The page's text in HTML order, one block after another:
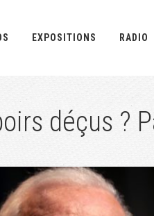
EXPOSITIONS RADIO
déçus ?